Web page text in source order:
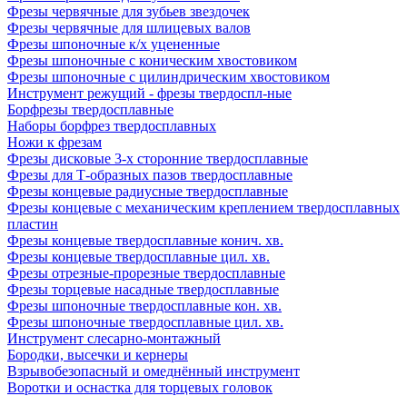
Фрезы червячные для зубьев звездочек
Фрезы червячные для шлицевых валов
Фрезы шпоночные к/х уцененные
Фрезы шпоночные с коническим хвостовиком
Фрезы шпоночные с цилиндрическим хвостовиком
Инструмент режущий - фрезы твердоспл-ные
Борфрезы твердосплавные
Наборы борфрез твердосплавных
Ножи к фрезам
Фрезы дисковые 3-х сторонние твердосплавные
Фрезы для Т-образных пазов твердосплавные
Фрезы концевые радиусные твердосплавные
Фрезы концевые с механическим креплением твердосплавных
пластин
Фрезы концевые твердосплавные конич. хв.
Фрезы концевые твердосплавные цил. хв.
Фрезы отрезные-прорезные твердосплавные
Фрезы торцевые насадные твердосплавные
Фрезы шпоночные твердосплавные кон. хв.
Фрезы шпоночные твердосплавные цил. хв.
Инструмент слесарно-монтажный
Бородки, высечки и кернеры
Взрывобезопасный и омеднённый инструмент
Воротки и оснаcтка для торцевых головок